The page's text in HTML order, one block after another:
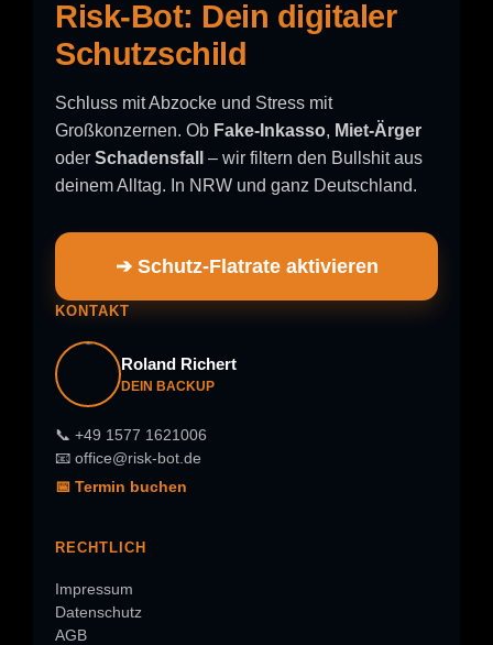
Risk-Bot: Dein digitaler
Schutzschild
Schluss mit Abzocke und Stress mit
Großkonzernen. Ob Fake-Inkasso, Miet-Ärger
oder Schadensfall
– wir filtern den Bullshit aus
deinem Alltag. In NRW und ganz Deutschland.
➔ Schutz-Flatrate aktivieren
KONTAKT
Roland Richert
DEIN BACKUP
📞 +49 1577 1621006
📧 office@risk-bot.de
📅 Termin buchen
RECHTLICH
Impressum
Datenschutz
AGB